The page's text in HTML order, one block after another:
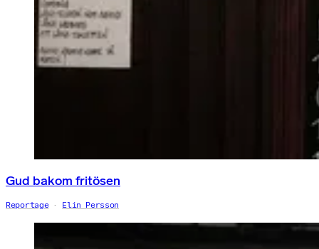
Gud bakom fritösen
Reportage Elin Persson